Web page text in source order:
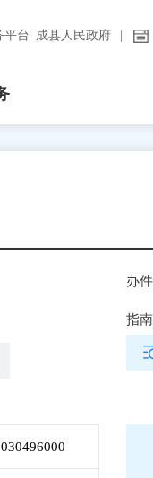
平台 成县人民政府
办
指